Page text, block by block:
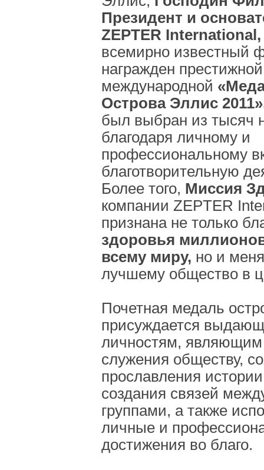
Президент и
ZEPTER International,
всемирно известный
награжден престижной
международной
Острова Эллис
был выбран из тысяч
благодаря личному и
профессиональному
благотворительную
Более того, Миссия
компании ZEPTER
признана не только
здоровья
всему миру, но и
лучшему общество в
Почетная медаль
присуждается
личностям,
служения обществу,
прославления
создания связей
группами, а также
личные и
достижения во благо.